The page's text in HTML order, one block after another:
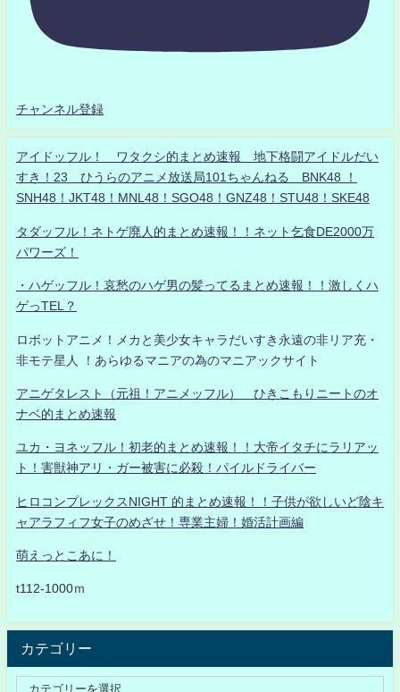
チャンネル登録
アイドッフル！ ワタクシ的まとめ速報 地下格闘アイドルだい
すき！23 ひうらのアニメ放送局101ちゃんねる BNK48 ！
SNH48！JKT48！MNL48！SGO48！GNZ48！STU48！SKE48
タダッフル！ネトゲ廃人的まとめ速報！！ネット乞食DE2000万
パワーズ！
・ハゲッフル！哀愁のハゲ男の髪ってるまとめ速報！！激しくハ
ゲっTEL？
ロボットアニメ！メカと美少女キャラだいすき永遠の非リア充・
非モテ星人 ！あらゆるマニアの為のマニアックサイト
アニゲタレスト（元祖！アニメッフル） ひきこもりニートのオ
ナベ的まとめ速報
ユカ・ヨネッフル！初老的まとめ速報！！大帝イタチにラリアッ
ト！害獣神アリ・ガー被害に必殺！パイルドライバー
ヒロコンプレックスNIGHT 的まとめ速報！！子供が欲しいど陰キ
ャアラフィフ女子のめざせ！専業主婦！婚活計画編
萌えっとこあに！
t112-1000ｍ
カテゴリー